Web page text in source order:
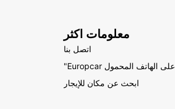
معلومات اكثر
اتصل بنا
"Europcar على الهاتف المحمول
ابحث عن مكان للإيجار